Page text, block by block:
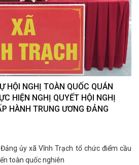
HỘI NGHỊ TOÀN QUỐC QUÁN
HIỆN NGHỊ QUYẾT HỘI NGHỊ
HÀNH TRUNG ƯƠNG ĐẢNG
ủy xã Vĩnh Trạch tổ chức điểm cầu
toàn quốc nghiên